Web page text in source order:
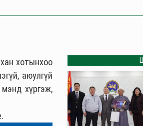
хотынхоо
аюулгүй
хүргэж,